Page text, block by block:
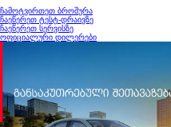
ჩამოტვირთეთ ბროშურა
ჩაეწერეთ ტესტ-დრაივზე
ჩაეწერეთ სერვისზე
ოფიციალური დილერები